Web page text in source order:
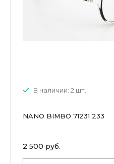
В наличии: 2 шт.
NANO BIMBO 71231 233
2 500 руб.